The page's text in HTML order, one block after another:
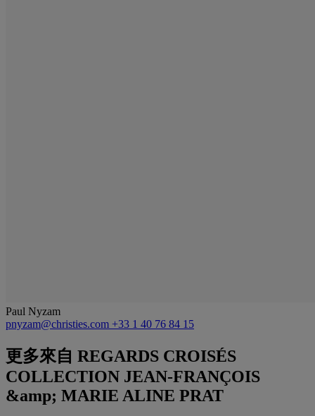
Paul Nyzam
pnyzam@christies.com +33 1 40 76 84 15
更多來自 REGARDS CROISÉS
COLLECTION JEAN-FRANÇOIS
&amp; MARIE ALINE PRAT